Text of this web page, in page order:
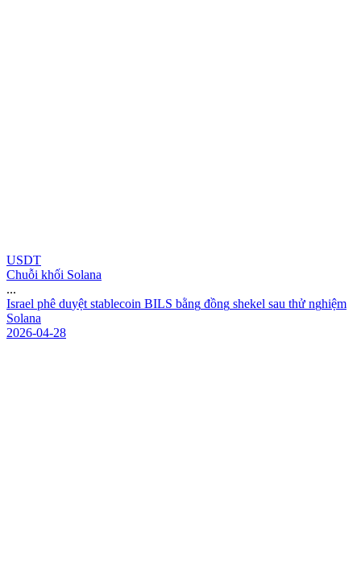
USDT
Chuỗi khối Solana
...
Israel phê duyệt stablecoin BILS bằng đồng shekel sau thử nghiệm
Solana
2026-04-28